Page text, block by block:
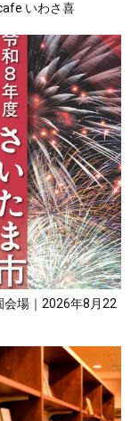
いわさ喜
会場｜2026年8月22